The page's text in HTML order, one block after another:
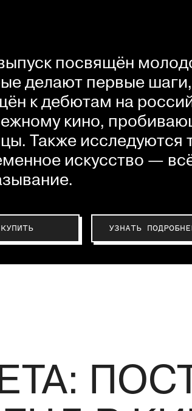
посвящён
делают первые
к дебютам на
кино,
Также исследуются
искусство —
КУПИТЬ УЗНАТЬ